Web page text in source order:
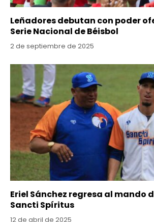
Leñadores debutan con poder
Serie Nacional de Béisbol
2 de septiembre de 2025
Eriel Sánchez regresa al mando
Sancti Spíritus
12 de abril de 2025